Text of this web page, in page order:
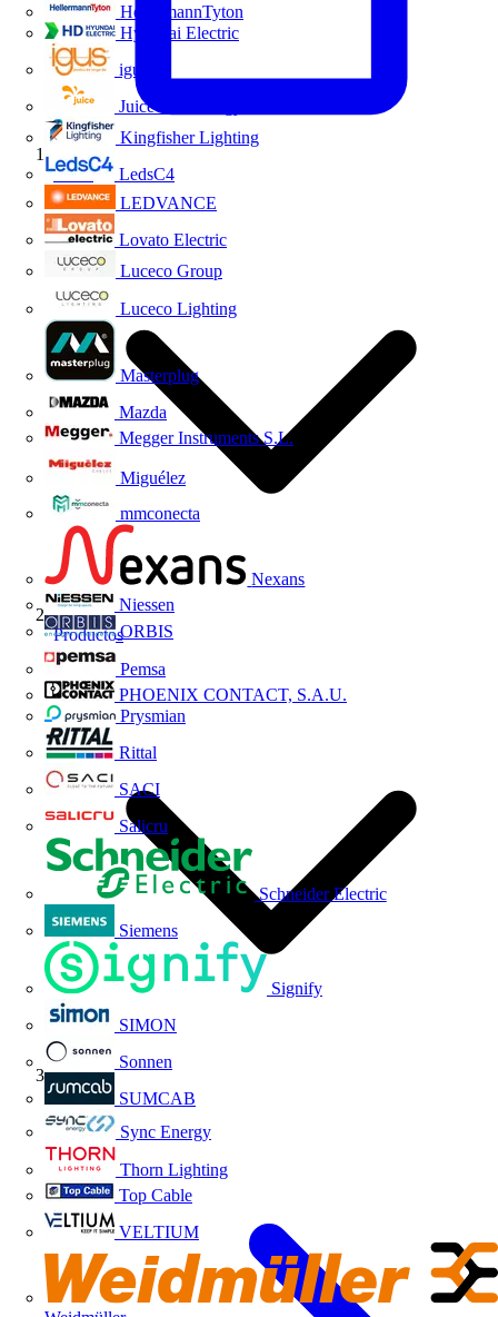
HellermannTyton
Hyundai Electric
igus
Juice Technology
Kingfisher Lighting
LedsC4
LEDVANCE
Lovato Electric
Luceco Group
Luceco Lighting
Masterplug
Mazda
Megger Instruments S.L.
Miguélez
mmconecta
Nexans
Niessen
ORBIS
Pemsa
PHOENIX CONTACT, S.A.U.
Prysmian
Rittal
SACI
Salicru
Schneider Electric
Siemens
Signify
SIMON
Sonnen
SUMCAB
Sync Energy
Thorn Lighting
Top Cable
VELTIUM
Inicio
Productos
ABB